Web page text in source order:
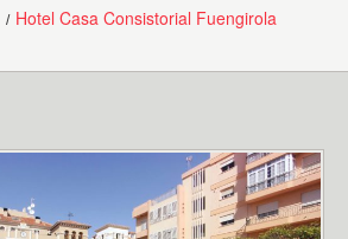
Hotel Casa Consistorial Fuengirola